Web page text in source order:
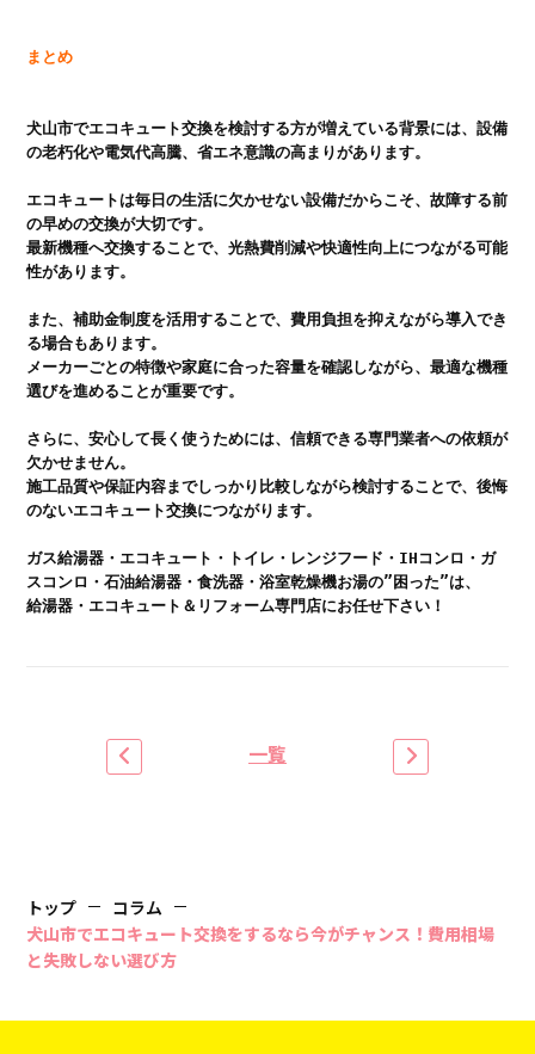
犬山市でエコキュート交換を検討する方が増えている背景には、設備
の老朽化や電気代高騰、省エネ意識の高まりがあります。
エコキュートは毎日の生活に欠かせない設備だからこそ、故障する前
の早めの交換が大切です。
最新機種へ交換することで、光熱費削減や快適性向上につながる可能
性があります。
また、補助金制度を活用することで、費用負担を抑えながら導入でき
る場合もあります。
メーカーごとの特徴や家庭に合った容量を確認しながら、最適な機種
選びを進めることが重要です。
さらに、安心して長く使うためには、信頼できる専門業者への依頼が
欠かせません。
施工品質や保証内容までしっかり比較しながら検討することで、後悔
のないエコキュート交換につながります。
ガス給湯器・エコキュート・トイレ・レンジフード・IHコンロ・ガ
スコンロ・石油給湯器・食洗器・浴室乾燥機お湯の”困った”は、
給湯器・エコキュート＆リフォーム専門店にお任せ下さい！
一覧
トップ
コラム
犬山市でエコキュート交換をするなら今がチャンス！費用相場
と失敗しない選び方